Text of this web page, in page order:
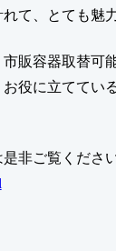
て、とても魅
販容器取替可
役に立ててい
非ご覧くださ